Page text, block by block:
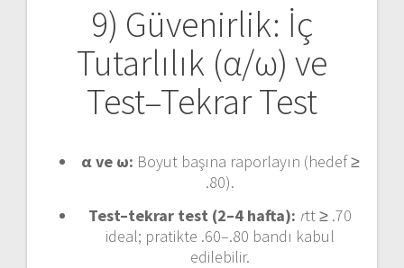
9) Güvenirlik: İç
Tutarlılık (α/ω) ve
Test–Tekrar Test
α ve ω: Boyut başına raporlayın (hedef ≥
.80).
Test–tekrar test (2–4 hafta): rtt ≥ .70
ideal; pratikte .60–.80 bandı kabul
edilebilir.